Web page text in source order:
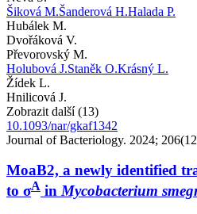
Šiková M.Šanderová H.Halada P.
Hubálek M.
Dvořáková V.
Převorovský M.
Holubová J.Staněk O.Krásný L.
Žídek L.
Hnilicová J.
Zobrazit další (13)
10.1093/nar/gkaf1342
Journal of Bacteriology. 2024;
MoaB2, a newly identified
to σA inMycobacterium